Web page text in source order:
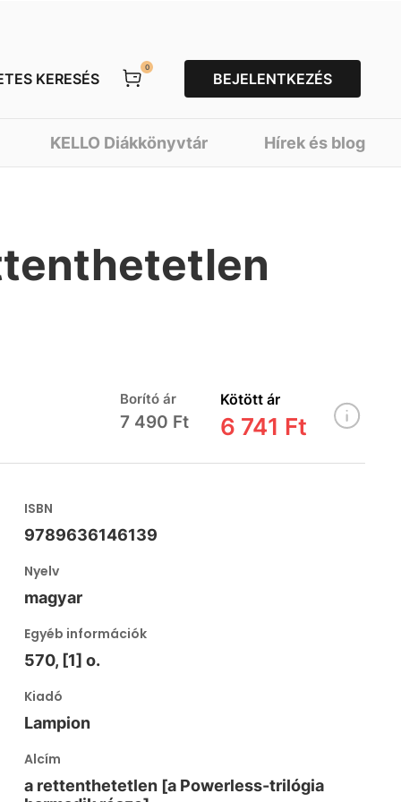
KERESÉS
0
BEJELENTKEZÉS
KELLO Diákkönyvtár Hírek és blog
Borító ár
7 490 Ft
Kötött ár
6 741 Ft
ISBN
9789636146139
Nyelv
magyar
Egyéb információk
570, [1] o.
Kiadó
Lampion
Alcím
a rettenthetetlen [a Powerless-trilógia